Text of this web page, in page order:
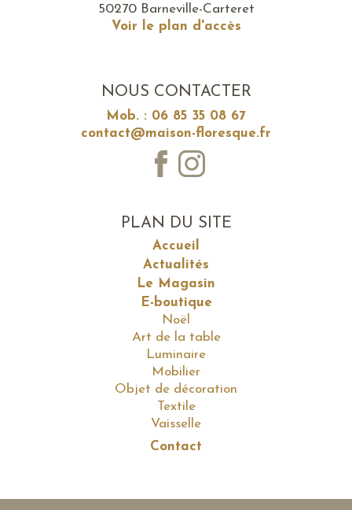
50270 Barneville-Carteret
Voir le plan d'accès
NOUS CONTACTER
Mob. : 06 85 35 08 67
contact@maison-floresque.fr
PLAN DU SITE
Accueil
Actualités
Le Magasin
E-boutique
Noël
Art de la table
Luminaire
Mobilier
Objet de décoration
Textile
Vaisselle
Contact